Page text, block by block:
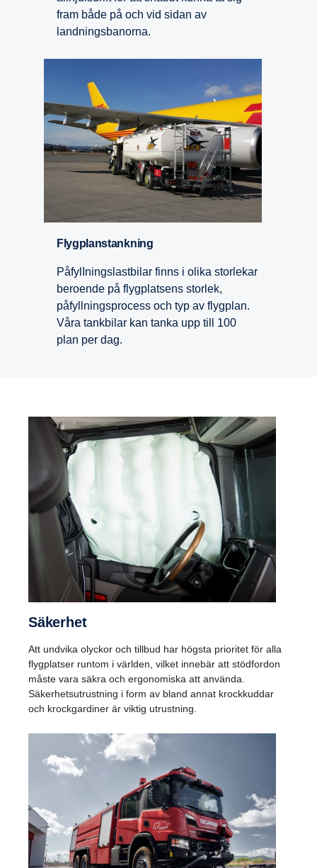
fram både på och vid sidan av
landningsbanorna.
Flygplan­stank­ning
PåfylIningslastbilar finns i olika storlekar
beroende på flygplatsens storlek,
påfyllningsprocess och typ av flygplan.
Våra tankbilar kan tanka upp till 100
plan per dag.
Säkerhet
Att undvika olyckor och tillbud har högsta prioritet för alla
flygplatser runtom i världen, vilket innebär att stödfordon
måste vara säkra och ergonomiska att använda.
Säkerhetsutrustning i form av bland annat krockkuddar
och krockgardiner är viktig utrustning.